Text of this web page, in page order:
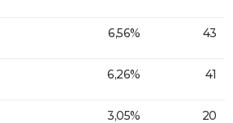
6,56% 43
6,26% 41
3,05% 20